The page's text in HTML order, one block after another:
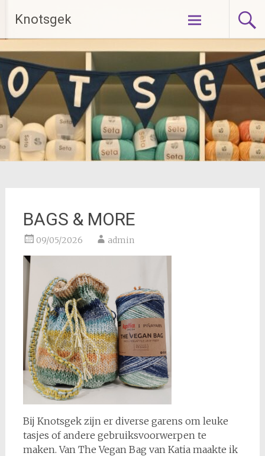
naar
de
inhoud
Knotsgek
BAGS & MORE
09/05/2026 admin
Bij Knotsgek zijn er diverse garens om leuke
tasjes of andere gebruiksvoorwerpen te
maken. Van The Vegan Bag van Katia maakte ik